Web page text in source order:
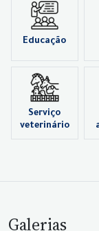
Educação
Serviço
veterinário
Galerias